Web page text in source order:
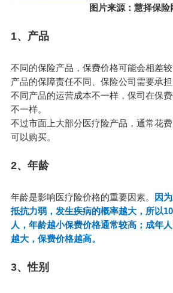
图片来源：慧择保险
1、产品
不同的保险产品 ，保费价格可能会相差
产品的保障责任不同、保险公司需要承
不同产品的运营成本不一样，保司在保
不一样。
不过市面上大部分医疗险产品，通常花
可以购买。
2、年龄
年龄是影响医疗险价格的重要因素。
因
抵抗力弱，发生疾病的概率越大，所以
人，年龄越小保费价格通常较高；成年
越大，保费价格越高。
3、性别